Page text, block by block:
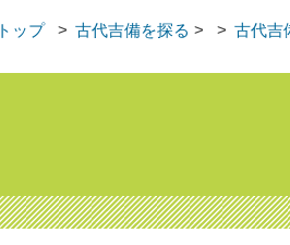
トップ 古代吉備を探る > 古代吉